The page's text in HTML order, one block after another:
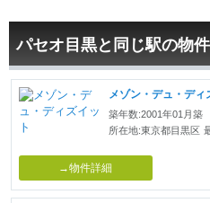
パセオ目黒と同じ駅の物件
築年数:2001年01月築
所在地:東京都目黒区
→物件詳細